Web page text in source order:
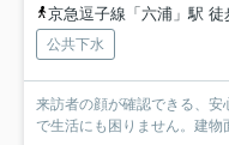
京急逗子線「六浦」駅 徒
公共下水
来訪者の顔が確認できる、安
で生活にも困りません。建物